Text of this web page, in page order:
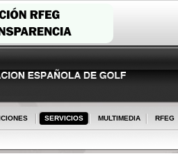
SERVICIOS MULTIMEDIA RFEG